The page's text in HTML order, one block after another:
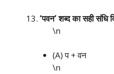
‘पवन’ शब्द का सही संधि
\n
(A) प + वन
\n